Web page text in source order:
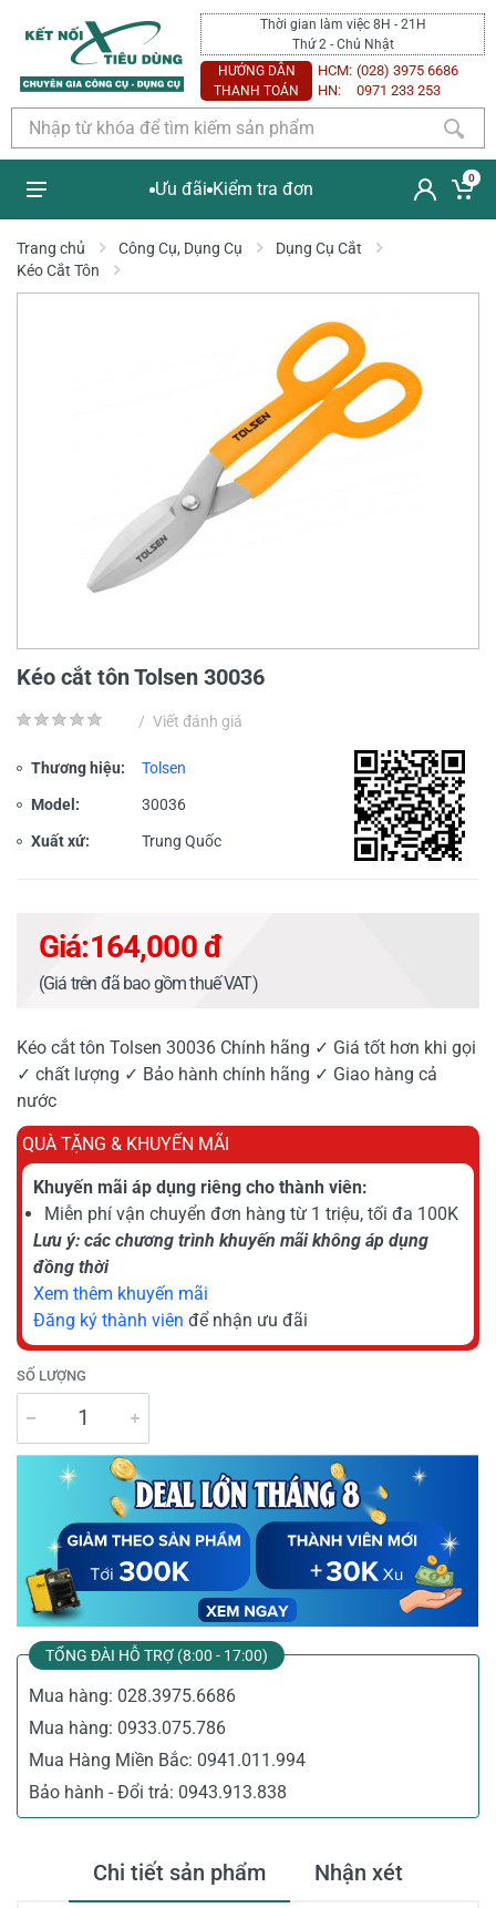
Thời gian làm việc 8H - 21H
Thứ 2 - Chủ Nhật
HƯỚNG DẪN
THANH TOÁN
HCM: (028) 3975 6686
HN:
0971 233 253
Ưu đãi Kiểm tra đơn
0
Trang chủ Công Cụ, Dụng Cụ
Dụng Cụ Cắt
Kéo Cắt Tôn
Kéo cắt tôn Tolsen 30036
/ Viết đánh giá
Thương hiệu: Tolsen
Model: 30036
Xuất xứ: Trung Quốc
Giá:164,000 đ
(Giá trên đã bao gồm thuế VAT)
Kéo cắt tôn Tolsen 30036 Chính hãng ✓ Giá tốt hơn khi gọi
✓ chất lượng ✓ Bảo hành chính hãng ✓ Giao hàng cả
nước
QUÀ TẶNG & KHUYẾN MÃI
Khuyến mãi áp dụng riêng cho thành viên:
Miễn phí vận chuyển đơn hàng từ 1 triệu, tối đa 100K
Lưu ý: các chương trình khuyến mãi không áp dụng
đồng thời
Xem thêm khuyến mãi
Đăng ký thành viên để nhận ưu đãi
SỐ LƯỢNG
TỔNG ĐÀI HỖ TRỢ (8:00 - 17:00)
Mua hàng: 028.3975.6686
Mua hàng: 0933.075.786
Mua Hàng Miền Bắc: 0941.011.994
Bảo hành - Đổi trả: 0943.913.838
Chi tiết sản phẩm Nhận xét